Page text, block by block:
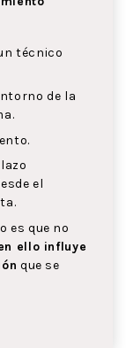
técnico
de la
el
es que no
ello influye
que se